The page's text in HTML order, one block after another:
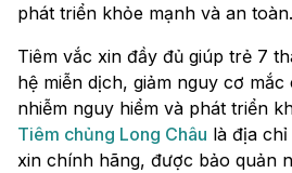
phát triển khỏe mạnh và an toàn.
Tiêm vắc xin đầy đủ giúp trẻ 7
hệ miễn dịch, giảm nguy cơ
nhiễm nguy hiểm và phát triển
Tiêm chủng Long Châu là địa
xin chính hãng, được bảo quản